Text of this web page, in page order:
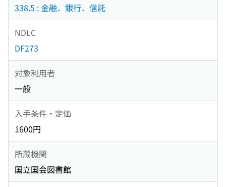
338.5 : 金融．銀行．信託
NDLC
DF273
対象利用者
一般
入手条件・定価
1600円
所蔵機関
国立国会図書館